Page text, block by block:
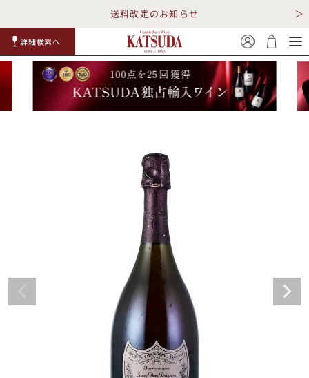
送料改定のお知らせ
詳細検索へ
白ワイ
ン ング ン
RP100
点
詳細検索する
勝田商店について
ギフトラッピング